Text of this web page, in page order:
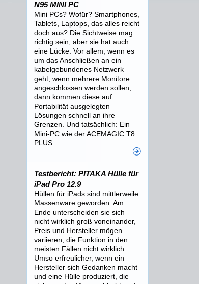
N95 MINI PC
Mini PCs? Wofür? Smartphones,
Tablets, Laptops, das alles reicht
doch aus? Die Sichtweise mag
richtig sein, aber sie hat auch
eine Lücke: Vor allem, wenn es
um das Anschließen an ein
kabelgebundenes Netzwerk
geht, wenn mehrere Monitore
angeschlossen werden sollen,
dann kommen diese auf
Portabilität ausgelegten
Lösungen schnell an ihre
Grenzen. Und tatsächlich: Ein
Mini-PC wie der ACEMAGIC T8
PLUS ...
Testbericht: PITAKA Hülle für
iPad Pro 12.9
Hüllen für iPads sind mittlerweile
Massenware geworden. Am
Ende unterscheiden sie sich
nicht wirklich groß voneinander,
Preis und Hersteller mögen
variieren, die Funktion in den
meisten Fällen nicht wirklich.
Umso erfreulicher, wenn ein
Hersteller sich Gedanken macht
und eine Hülle produziert, die